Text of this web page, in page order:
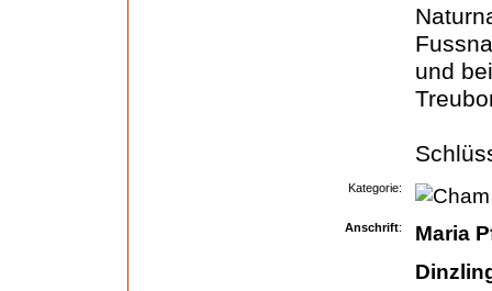
und
Kategorie:
Anschrift:
Maria